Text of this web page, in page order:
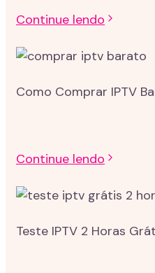
Continue lendo
Como Comprar IPTV
Continue lendo
Teste IPTV 2 Horas